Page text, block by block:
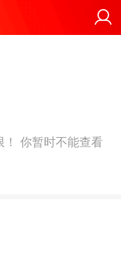
你暂时不能查看